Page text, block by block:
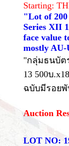
Starting:
"Lot of 200
Series XII
face value
mostly AU-
"กลุ่มธนบัต
13 500บ
ฉบับมีรอย
Auction
LOT NO: